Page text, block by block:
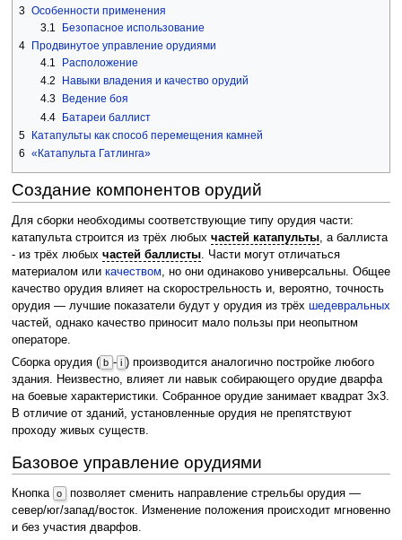
3 Особенности применения
3.1
Безопасное использование
4
Продвинутое управление орудиями
4.1
Расположение
4.2
Навыки владения и качество орудий
4.3
Ведение боя
4.4 Батареи баллист
5 Катапульты как способ перемещения камней
6 «Катапульта Гатлинга»
Создание компонентов орудий
Для сборки необходимы соответствующие типу орудия части:
катапульта строится из трёх любых частей катапульты, а баллиста
- из трёх любых частей баллисты. Части могут отличаться
материалом или качеством, но они одинаково универсальны. Общее
качество орудия влияет на скорострельность и, вероятно, точность
орудия — лучшие показатели будут у орудия из трёх шедевральных
частей, однако качество приносит мало пользы при неопытном
операторе.
Сборка орудия ( b - i ) производится аналогично постройке любого
здания. Неизвестно, влияет ли навык собирающего орудие дварфа
на боевые характеристики. Собранное орудие занимает квадрат 3x3.
В отличие от зданий, установленные орудия не препятствуют
проходу живых существ.
Базовое управление орудиями
Кнопка o
позволяет сменить направление стрельбы орудия —
север/юг/запад/восток. Изменение положения происходит мгновенно
и без участия дварфов.